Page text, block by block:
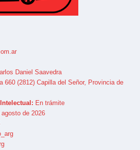
Daniel Saavedra
660 (2812) Capilla del Señor, Provincia de
En trámite
agosto de 2026